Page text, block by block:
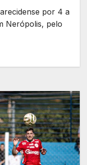
por 4 a
Nerópolis, pelo